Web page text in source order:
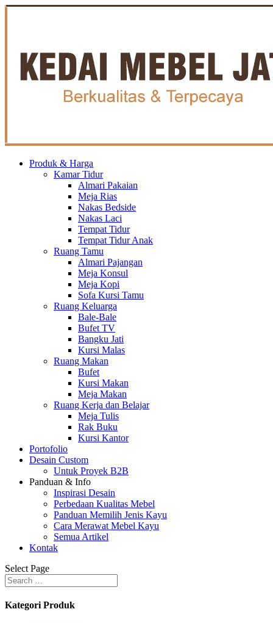
Produk & Harga
Kamar Tidur
Almari Pakaian
Meja Rias
Nakas Bedside
Nakas Laci
Tempat Tidur
Tempat Tidur Anak
Ruang Tamu
Almari Pajangan
Meja Konsul
Meja Kopi
Sofa Kursi Tamu
Ruang Keluarga
Bale-Bale
Bufet TV
Bangku Jati
Kursi Malas
Ruang Makan
Bufet
Kursi Makan
Meja Makan
Ruang Kerja dan Belajar
Meja Tulis
Rak Buku
Kursi Kantor
Portofolio
Desain Custom
Untuk Proyek B2B
Panduan & Info
Inspirasi Desain
Perbedaan Kualitas Mebel
Panduan Memilih Jenis Kayu
Cara Merawat Mebel Kayu
Semua Artikel
Kontak
Select Page
Kategori Produk